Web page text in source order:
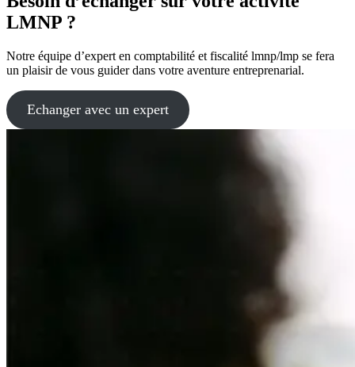
LMNP ?
Notre équipe d’expert en comptabilité et fiscalité lmnp/lmp se fera
un plaisir de vous guider dans votre aventure entreprenarial.
Echanger avec un expert